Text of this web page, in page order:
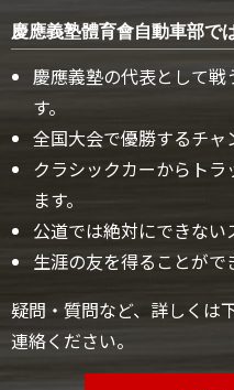
慶應義塾體育會自動車部で
慶應義塾の代表として
す。
全国大会で優勝するチャ
クラシックカーからト
ます。
公道では絶対にできない
生涯の友を得ることがで
疑問・質問など、詳しくは
連絡ください。